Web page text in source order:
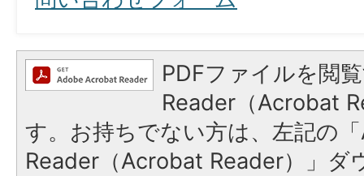
PDFファイルを閲
Reader（Acrobat
す。お持ちでない方は、左記の
Reader（Acrobat Reader）」ダ